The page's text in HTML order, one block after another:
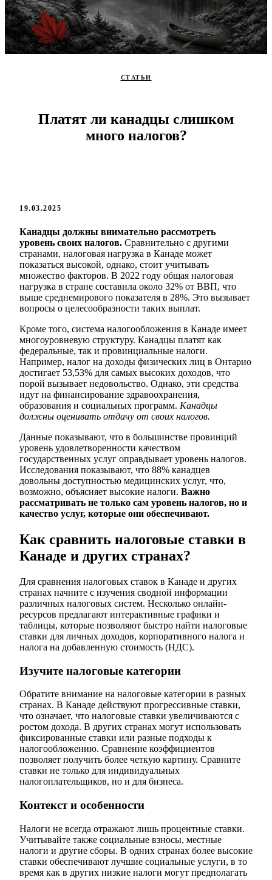
СТАТЬИ
Платят ли канадцы слишком
много налогов?
19.03.2025
Канадцы должны внимательно рассмотреть
уровень своих налогов. Сравнительно с другими
странами, налоговая нагрузка в Канаде может
показаться высокой, однако, стоит учитывать
множество факторов. В 2022 году общая налоговая
нагрузка в стране составила около 32% от ВВП, что
выше среднемирового показателя в 28%. Это вызывает
вопросы о целесообразности таких выплат.
Кроме того, система налогообложения в Канаде имеет
многоуровневую структуру. Канадцы платят как
федеральные, так и провинциальные налоги.
Например, налог на доходы физических лиц в Онтарио
достигает 53,53% для самых высоких доходов, что
порой вызывает недовольство. Однако, эти средства
идут на финансирование здравоохранения,
образования и социальных программ. Канадцы
должны оценивать отдачу от своих налогов.
Данные показывают, что в большинстве провинций
уровень удовлетворенности качеством
государственных услуг оправдывает уровень налогов.
Исследования показывают, что 88% канадцев
довольны доступностью медицинских услуг, что,
возможно, объясняет высокие налоги. Важно
рассматривать не только сам уровень налогов, но и
качество услуг, которые они обеспечивают.
Как сравнить налоговые ставки в
Канаде и других странах?
Для сравнения налоговых ставок в Канаде и других
странах начните с изучения сводной информации
различных налоговых систем. Несколько онлайн-
ресурсов предлагают интерактивные графики и
таблицы, которые позволяют быстро найти налоговые
ставки для личных доходов, корпоративного налога и
налога на добавленную стоимость (НДС).
Изучите налоговые категории
Обратите внимание на налоговые категории в разных
странах. В Канаде действуют прогрессивные ставки,
что означает, что налоговые ставки увеличиваются с
ростом дохода. В других странах могут использовать
фиксированные ставки или разные подходы к
налогообложению. Сравнение коэффициентов
позволяет получить более четкую картину. Сравните
ставки не только для индивидуальных
налогоплательщиков, но и для бизнеса.
Контекст и особенности
Налоги не всегда отражают лишь процентные ставки.
Учитывайте также социальные взносы, местные
налоги и другие сборы. В одних странах более высокие
ставки обеспечивают лучшие социальные услуги, в то
время как в других низкие налоги могут предполагать